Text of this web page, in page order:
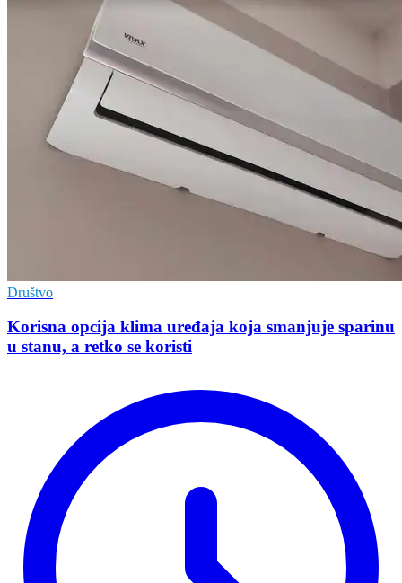
Društvo
Korisna opcija klima uređaja koja smanjuje sparinu
u stanu, a retko se koristi